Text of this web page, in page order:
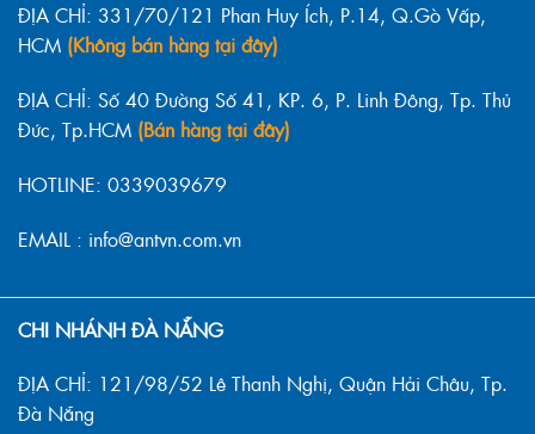
ĐỊA CHỈ: 331/70/121 Phan Huy Ích, P.14, Q.Gò Vấp,
HCM (Không bán hàng tại đây)
ĐỊA CHỈ: Số 40 Đường Số 41, KP. 6, P. Linh Đông, Tp. Thủ
Đức, Tp.HCM (Bán hàng tại đây)
HOTLINE: 0339039679
EMAIL : info@antvn.com.vn
CHI NHÁNH ĐÀ NẴNG
ĐỊA CHỈ: 121/98/52 Lê Thanh Nghị, Quận Hải Châu, Tp.
Đà Nẵng